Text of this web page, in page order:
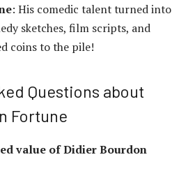
: His comedic talent turned into
sketches, film scripts, and
coins to the pile!
Questions about
Fortune
value of Didier Bourdon